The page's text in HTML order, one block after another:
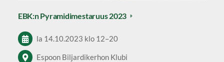
EBK:n Pyramidimestaruus 2023
la 14.10.2023 klo 12–20
Espoon Biljardikerhon Klubi